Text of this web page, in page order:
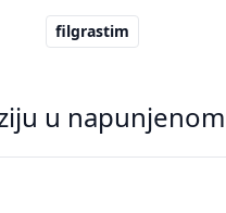
filgrastim
u